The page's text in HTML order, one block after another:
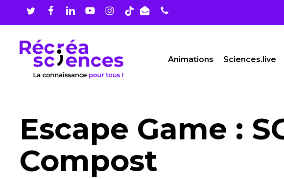
content
Animations Sciences.live
Escape Game :
Compost